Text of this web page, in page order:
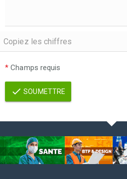
* Champs requis
SOUMETTRE